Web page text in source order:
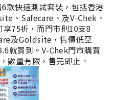
款快速測試套裝，包括香港
、Safecare、及V-Chek。
75折，而門市則10支8
及Goldsite，售價低至
就買到。V-Chek門市購買
數量有限，售完即止。